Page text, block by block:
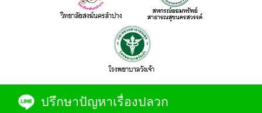
ปรึกษาปัญหาเรื่องปลวก